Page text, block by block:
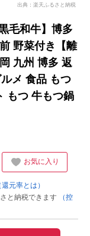
出典：楽天ふるさと納税
毛和牛】博多
野菜付き【離
九州 博多 返
メ 食品 もつ
もつ 牛もつ鍋
お気に入り
還元率とは）
と納税できます
（控